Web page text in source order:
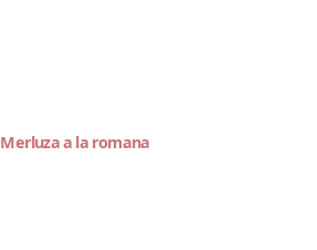
Merluza a la romana